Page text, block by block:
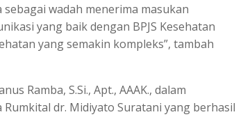
wadah menerima masukan
yang baik dengan BPJS Kesehatan
yang semakin kompleks”, tambah
Ramba, S.Si., Apt., AAAK., dalam
dr. Midiyato Suratani yang berhasil